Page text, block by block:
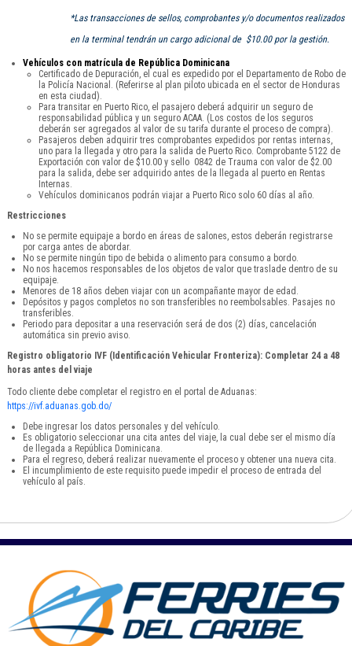
*Las transacciones de sellos, comprobantes y/o documentos realizados
en la terminal tendrán un cargo adicional de $10.00 por la gestión.
Vehículos con matrícula de República Dominicana
Certificado de Depuración, el cual es expedido por el Departamento de Robo de
la Policía Nacional. (Referirse al plan piloto ubicada en el sector de Honduras
en esta ciudad).
Para transitar en Puerto Rico, el pasajero deberá adquirir un seguro de
responsabilidad pública y un seguro ACAA. (Los costos de los seguros
deberán ser agregados al valor de su tarifa durante el proceso de compra).
Pasajeros deben adquirir tres comprobantes expedidos por rentas internas,
uno para la llegada y otro para la salida de Puerto Rico. Comprobante 5122 de
Exportación con valor de $10.00 y sello 0842 de Trauma con valor de $2.00
para la salida, debe ser adquirido antes de la llegada al puerto en Rentas
Internas.
Vehículos dominicanos podrán viajar a Puerto Rico solo 60 días al año.
Restricciones
No se permite equipaje a bordo en áreas de salones, estos deberán registrarse
por carga antes de abordar.
No se permite ningún tipo de bebida o alimento para consumo a bordo.
No nos hacemos responsables de los objetos de valor que traslade dentro de su
equipaje.
Menores de 18 años deben viajar con un acompañante mayor de edad.
Depósitos y pagos completos no son transferibles no reembolsables. Pasajes no
transferibles.
Periodo para depositar a una reservación será de dos (2) días, cancelación
automática sin previo aviso.
Registro obligatorio IVF (Identificación Vehicular Fronteriza): Completar 24 a 48
horas antes del viaje
Todo cliente debe completar el registro en el portal de Aduanas:
https://ivf.aduanas.gob.do/
Debe ingresar los datos personales y del vehículo.
Es obligatorio seleccionar una cita antes del viaje, la cual debe ser el mismo día
de llegada a República Dominicana.
Para el regreso, deberá realizar nuevamente el proceso y obtener una nueva cita.
El incumplimiento de este requisito puede impedir el proceso de entrada del
vehículo al país.